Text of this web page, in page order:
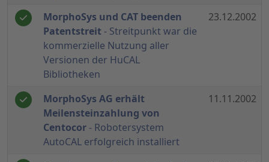
MorphoSys und CAT beenden
Patentstreit- Streitpunkt war die
kommerzielle Nutzung aller
Versionen der HuCAL
Bibliotheken
23.12.2002
MorphoSys AG erhält
Meilensteinzahlung von
Centocor - Robotersystem
AutoCAL erfolgreich installiert
11.11.2002